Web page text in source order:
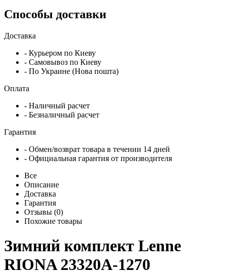
Способы доставки
Доставка
- Курьером по Киеву
- Самовывоз по Киеву
- По Украине (Нова пошта)
Оплата
- Наличный расчет
- Безналичный расчет
Гарантия
- Обмен/возврат товара в течении 14 дней
- Официальная гарантия от производителя
Все
Описание
Доставка
Гарантия
Отзывы (0)
Похожие товары
Зимний комплект Lenne
RIONA 23320A-1270